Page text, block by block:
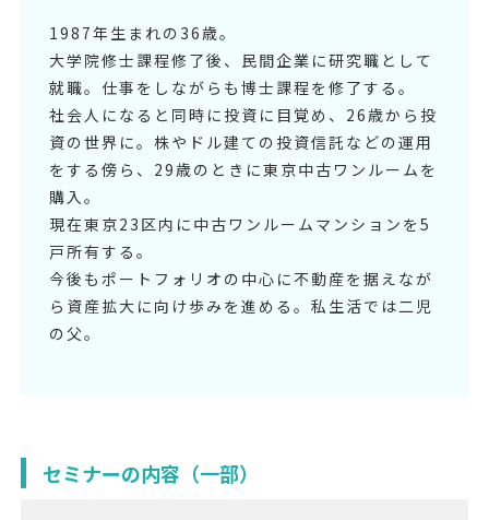
1987年生まれの36歳。
大学院修士課程修了後、民間企業に研究職として
就職。仕事をしながらも博士課程を修了する。
社会人になると同時に投資に目覚め、26歳から投
資の世界に。株やドル建ての投資信託などの運用
をする傍ら、29歳のときに東京中古ワンルームを
購入。
現在東京23区内に中古ワンルームマンションを5
戸所有する。
今後もポートフォリオの中心に不動産を据えなが
ら資産拡大に向け歩みを進める。私生活では二児
の父。
セミナーの内容（一部）